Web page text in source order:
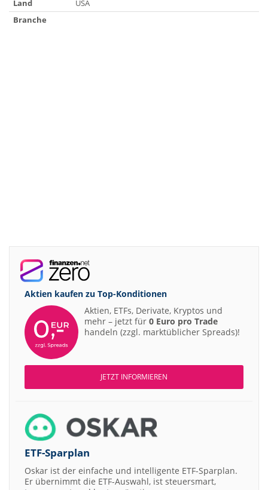
Land
USA
Branche
Aktien kaufen zu Top-Konditionen
Aktien, ETFs, Derivate, Kryptos und
mehr – jetzt für 0 Euro pro Trade
handeln (zzgl. marktüblicher Spreads)!
JETZT INFORMIEREN
ETF-Sparplan
Oskar ist der einfache und intelligente ETF-Sparplan.
Er übernimmt die ETF-Auswahl, ist steuersmart,